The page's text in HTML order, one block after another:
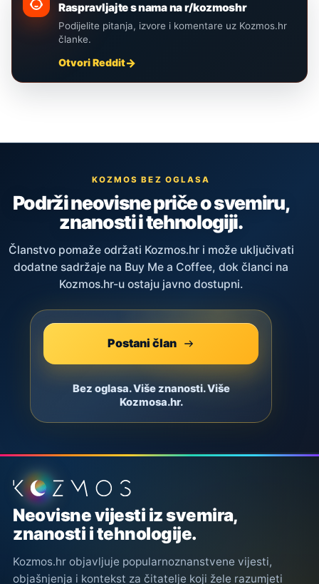
Raspravljajte s nama na r/kozmoshr
Podijelite pitanja, izvore i komentare uz Kozmos.hr
članke.
Otvori Reddit
KOZMOS BEZ OGLASA
Podrži neovisne priče o svemiru,
znanosti i tehnologiji.
Članstvo pomaže održati Kozmos.hr i može uključivati
dodatne sadržaje na Buy Me a Coffee, dok članci na
Kozmos.hr-u ostaju javno dostupni.
Postani član
Bez oglasa. Više znanosti. Više
Kozmosa.hr.
Podnožje stranice
Neovisne vijesti iz svemira,
znanosti i tehnologije.
Kozmos.hr objavljuje popularnoznanstvene vijesti,
objašnjenja i kontekst za čitatelje koji žele razumjeti